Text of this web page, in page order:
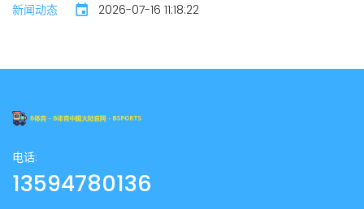
新闻动态 2026-07-16 11:18:22
电话:
13594780136